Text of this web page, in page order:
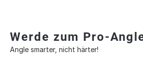
Werde zum Pro-
Angle smarter, nicht härter!